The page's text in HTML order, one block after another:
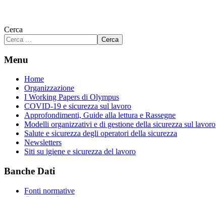
Cerca
Cerca
Menu
Home
Organizzazione
I Working Papers di Olympus
COVID-19 e sicurezza sul lavoro
Approfondimenti, Guide alla lettura e Rassegne
Modelli organizzativi e di gestione della sicurezza sul lavoro
Salute e sicurezza degli operatori della sicurezza
Newsletters
Siti su igiene e sicurezza del lavoro
Banche Dati
Fonti normative